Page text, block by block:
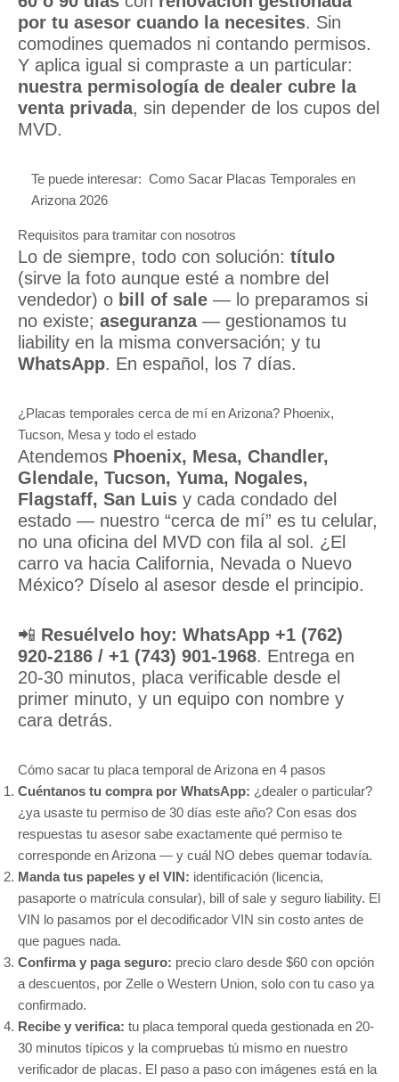
por tu asesor cuando la necesites. Sin
comodines quemados ni contando permisos.
Y aplica igual si compraste a un particular:
nuestra permisología de dealer cubre la
venta privada, sin depender de los cupos del
MVD.
Te puede interesar: Como Sacar Placas Temporales en
Arizona 2026
Requisitos para tramitar con nosotros
Lo de siempre, todo con solución: título
(sirve la foto aunque esté a nombre del
vendedor) o bill of sale — lo preparamos si
no existe; aseguranza— gestionamos tu
liability en la misma conversación; y tu
WhatsApp. En español, los 7 días.
¿Placas temporales cerca de mí en Arizona? Phoenix,
Tucson, Mesa y todo el estado
Atendemos Phoenix, Mesa, Chandler,
Glendale, Tucson, Yuma, Nogales,
Flagstaff, San Luis y cada condado del
estado — nuestro “cerca de mí” es tu celular,
no una oficina del MVD con fila al sol. ¿El
carro va hacia California, Nevada o Nuevo
México? Díselo al asesor desde el principio.
📲 Resuélvelo hoy: WhatsApp +1 (762)
920-2186 / +1 (743) 901-1968. Entrega en
20-30 minutos, placa verificable desde el
primer minuto, y un equipo con nombre y
cara detrás.
Cómo sacar tu placa temporal de Arizona en 4 pasos
Cuéntanos tu compra por WhatsApp: ¿dealer o particular?
¿ya usaste tu permiso de 30 días este año? Con esas dos
respuestas tu asesor sabe exactamente qué permiso te
corresponde en Arizona — y cuál NO debes quemar todavía.
Manda tus papeles y el VIN: identificación (licencia,
pasaporte o matrícula consular), bill of sale y seguro liability. El
VIN lo pasamos por el decodificador VIN sin costo antes de
que pagues nada.
Confirma y paga seguro: precio claro desde $60 con opción
a descuentos, por Zelle o Western Union, solo con tu caso ya
confirmado.
Recibe y verifica: tu placa temporal queda gestionada en 20-
30 minutos típicos y la compruebas tú mismo en nuestro
verificador de placas. El paso a paso con imágenes está en la